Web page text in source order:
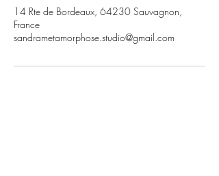
14 Rte de Bordeaux, 64230 Sauvagnon,
France
sandrametamorphose.studio@gmail.com